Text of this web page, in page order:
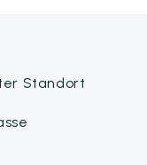
Standort